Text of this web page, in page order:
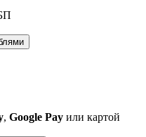
, Google Pay или картой